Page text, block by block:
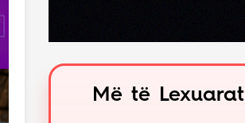
Më të Lexuarat